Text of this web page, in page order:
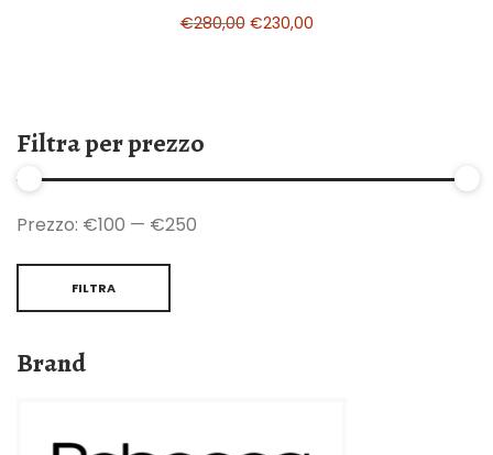
€280,00 €230,00
Filtra per prezzo
FILTRA
Prezzo: €100 — €250
Brand